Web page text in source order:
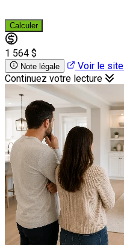
Calculer
1 564 $
Note légale Voir le site
Continuez votre lecture